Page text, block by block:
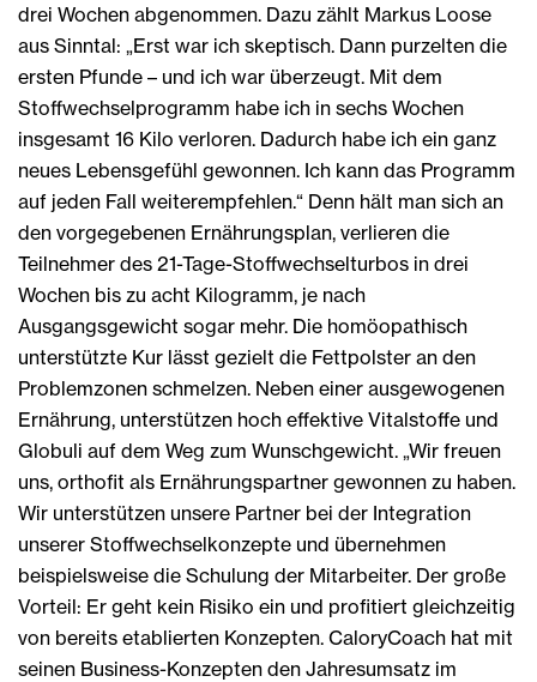
drei Wochen abgenommen. Dazu zählt Markus Loose
aus Sinntal: „Erst war ich skeptisch. Dann purzelten die
ersten Pfunde – und ich war überzeugt. Mit dem
Stoffwechselprogramm habe ich in sechs Wochen
insgesamt 16 Kilo verloren. Dadurch habe ich ein ganz
neues Lebensgefühl gewonnen. Ich kann das Programm
auf jeden Fall weiterempfehlen.“ Denn hält man sich an
den vorgegebenen Ernährungsplan, verlieren die
Teilnehmer des 21-Tage-Stoffwechselturbos in drei
Wochen bis zu acht Kilogramm, je nach
Ausgangsgewicht sogar mehr. Die homöopathisch
unterstützte Kur lässt gezielt die Fettpolster an den
Problemzonen schmelzen. Neben einer ausgewogenen
Ernährung, unterstützen hoch effektive Vitalstoffe und
Globuli auf dem Weg zum Wunschgewicht. „Wir freuen
uns, orthofit als Ernährungspartner gewonnen zu haben.
Wir unterstützen unsere Partner bei der Integration
unserer Stoffwechselkonzepte und übernehmen
beispielsweise die Schulung der Mitarbeiter. Der große
Vorteil: Er geht kein Risiko ein und profitiert gleichzeitig
von bereits etablierten Konzepten. CaloryCoach hat mit
seinen Business-Konzepten den Jahresumsatz im